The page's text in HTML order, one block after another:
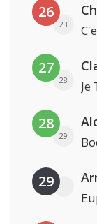
26
23
27
28 Je
28
29
29